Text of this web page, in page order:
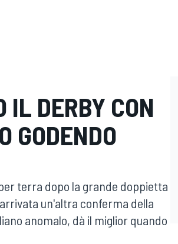
IL DERBY CON
GODENDO
terra dopo la grande doppietta
un'altra conferma della
anomalo, dà il miglior quando